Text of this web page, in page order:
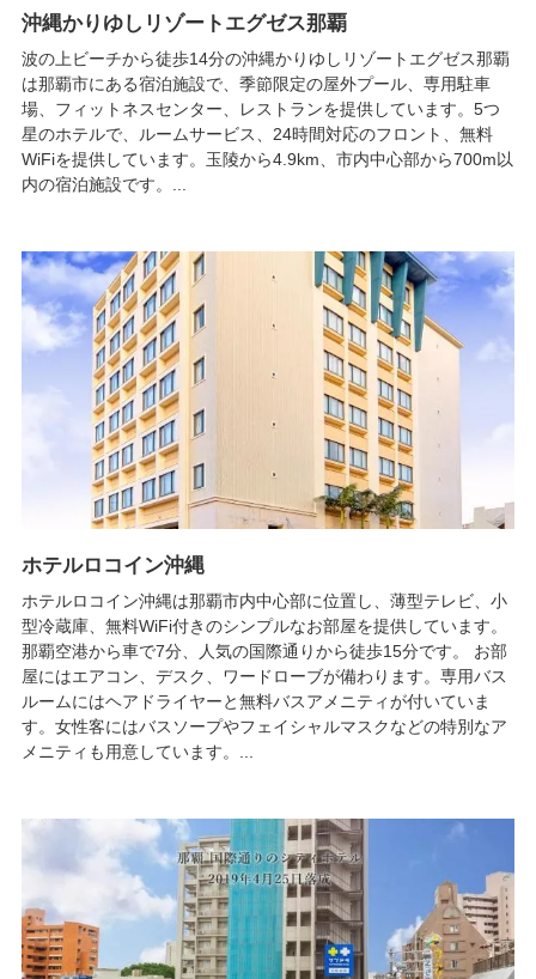
沖縄かりゆしリゾートエグゼス那覇
波の上ビーチから徒歩14分の沖縄かりゆしリゾートエグゼス那覇
は那覇市にある宿泊施設で、季節限定の屋外プール、専用駐車
場、フィットネスセンター、レストランを提供しています。5つ
星のホテルで、ルームサービス、24時間対応のフロント、無料
WiFiを提供しています。玉陵から4.9km、市内中心部から700m以
内の宿泊施設です。...
ホテルロコイン沖縄
ホテルロコイン沖縄は那覇市内中心部に位置し、薄型テレビ、小
型冷蔵庫、無料WiFi付きのシンプルなお部屋を提供しています。
那覇空港から車で7分、人気の国際通りから徒歩15分です。 お部
屋にはエアコン、デスク、ワードローブが備わります。専用バス
ルームにはヘアドライヤーと無料バスアメニティが付いていま
す。女性客にはバスソープやフェイシャルマスクなどの特別なア
メニティも用意しています。...